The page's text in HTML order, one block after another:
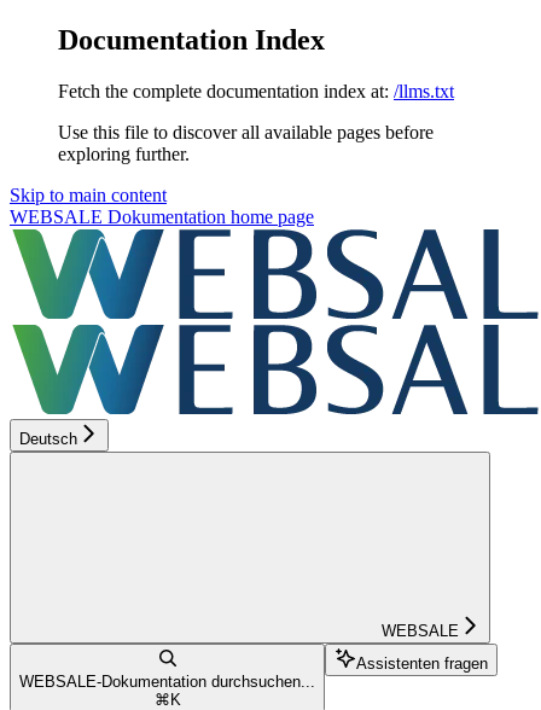
Documentation Index
Fetch the complete documentation index at: /llms.txt
Use this file to discover all available pages before
exploring further.
Skip to main content
WEBSALE Dokumentation home page
Deutsch
WEBSALE
WEBSALE-Dokumentation durchsuchen...
⌘ K
Assistenten fragen